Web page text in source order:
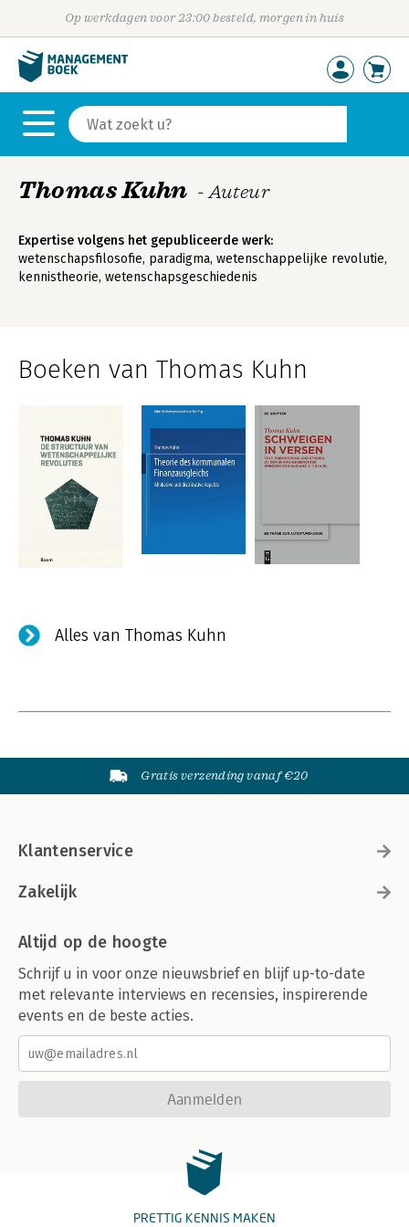
Op werkdagen voor 23:00 besteld, morgen in huis
Thomas Kuhn - Auteur
Expertise volgens het gepubliceerde werk:
wetenschapsfilosofie, paradigma, wetenschappelijke revolutie,
kennistheorie, wetenschapsgeschiedenis
Boeken van Thomas Kuhn
Alles van Thomas Kuhn
Gratis verzending vanaf €20
Klantenservice
Zakelijk
Altijd op de hoogte
Schrijf u in voor onze nieuwsbrief en blijf up-to-date
met relevante interviews en recensies, inspirerende
events en de beste acties.
Aanmelden
PRETTIG KENNIS MAKEN